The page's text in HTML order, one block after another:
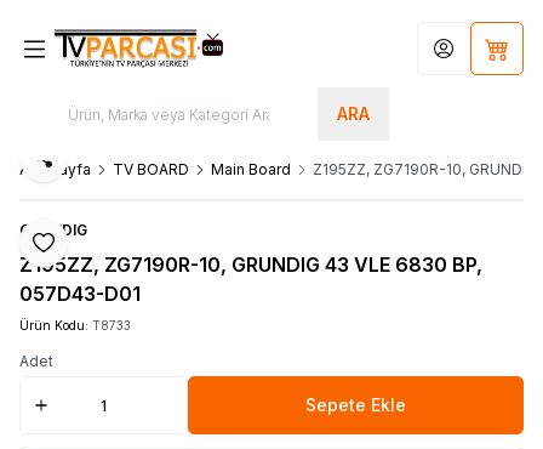
ARA
Hesabım
Ana Sayfa TV BOARD Main Board Z195ZZ, ZG7190R-10,
Favoriye Ekle
Paylaş
GRUNDIG
Z195ZZ, ZG7190R-10, GRUNDIG 43 VLE 6830 BP,
057D43-D01
Ürün Kodu: T8733
Adet
Sepete Ekle